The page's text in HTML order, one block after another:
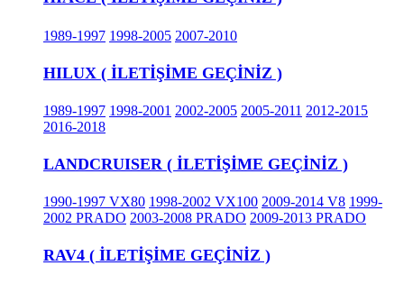
1989-1997 1998-2005 2007-2010
HILUX ( İLETİŞİME GEÇİNİZ )
1989-1997 1998-2001 2002-2005 2005-2011 2012-2015
2016-2018
LANDCRUISER ( İLETİŞİME GEÇİNİZ )
1990-1997 VX80 1998-2002 VX100 2009-2014 V8 1999-
2002 PRADO 2003-2008 PRADO 2009-2013 PRADO
RAV4 ( İLETİŞİME GEÇİNİZ )